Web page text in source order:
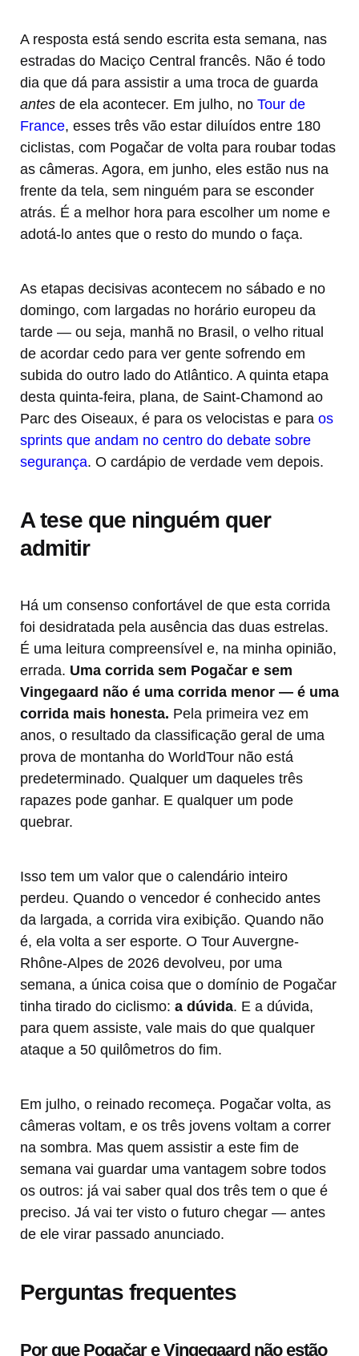
A resposta está sendo escrita esta semana, nas
estradas do Maciço Central francês. Não é todo
dia que dá para assistir a uma troca de guarda
antes de ela acontecer. Em julho, no Tour de
France, esses três vão estar diluídos entre 180
ciclistas, com Pogačar de volta para roubar todas
as câmeras. Agora, em junho, eles estão nus na
frente da tela, sem ninguém para se esconder
atrás. É a melhor hora para escolher um nome e
adotá-lo antes que o resto do mundo o faça.
As etapas decisivas acontecem no sábado e no
domingo, com largadas no horário europeu da
tarde — ou seja, manhã no Brasil, o velho ritual
de acordar cedo para ver gente sofrendo em
subida do outro lado do Atlântico. A quinta etapa
desta quinta-feira, plana, de Saint-Chamond ao
Parc des Oiseaux, é para os velocistas e para os
sprints que andam no centro do debate sobre
segurança. O cardápio de verdade vem depois.
A tese que ninguém quer
admitir
Há um consenso confortável de que esta corrida
foi desidratada pela ausência das duas estrelas.
É uma leitura compreensível e, na minha opinião,
errada. Uma corrida sem Pogačar e sem
Vingegaard não é uma corrida menor — é uma
corrida mais honesta. Pela primeira vez em
anos, o resultado da classificação geral de uma
prova de montanha do WorldTour não está
predeterminado. Qualquer um daqueles três
rapazes pode ganhar. E qualquer um pode
quebrar.
Isso tem um valor que o calendário inteiro
perdeu. Quando o vencedor é conhecido antes
da largada, a corrida vira exibição. Quando não
é, ela volta a ser esporte. O Tour Auvergne-
Rhône-Alpes de 2026 devolveu, por uma
semana, a única coisa que o domínio de Pogačar
tinha tirado do ciclismo: a dúvida. E a dúvida,
para quem assiste, vale mais do que qualquer
ataque a 50 quilômetros do fim.
Em julho, o reinado recomeça. Pogačar volta, as
câmeras voltam, e os três jovens voltam a correr
na sombra. Mas quem assistir a este fim de
semana vai guardar uma vantagem sobre todos
os outros: já vai saber qual dos três tem o que é
preciso. Já vai ter visto o futuro chegar — antes
de ele virar passado anunciado.
Perguntas frequentes
Por que Pogačar e Vingegaard não estão